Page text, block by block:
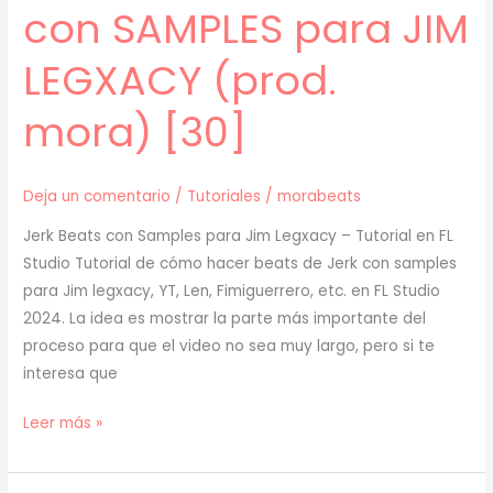
mora)
[31]
con SAMPLES para JIM
LEGXACY (prod.
mora) [30]
Deja un comentario / Tutoriales /morabeats
Jerk Beats con Samples para Jim Legxacy – Tutorial en FL
Studio Tutorial de cómo hacer beats de Jerk con samples
para Jim legxacy, YT, Len, Fimiguerrero, etc. en FL Studio
2024. La idea es mostrar la parte más importante del
proceso para que el video no sea muy largo, pero si te
interesa que
[
]
Leer más »